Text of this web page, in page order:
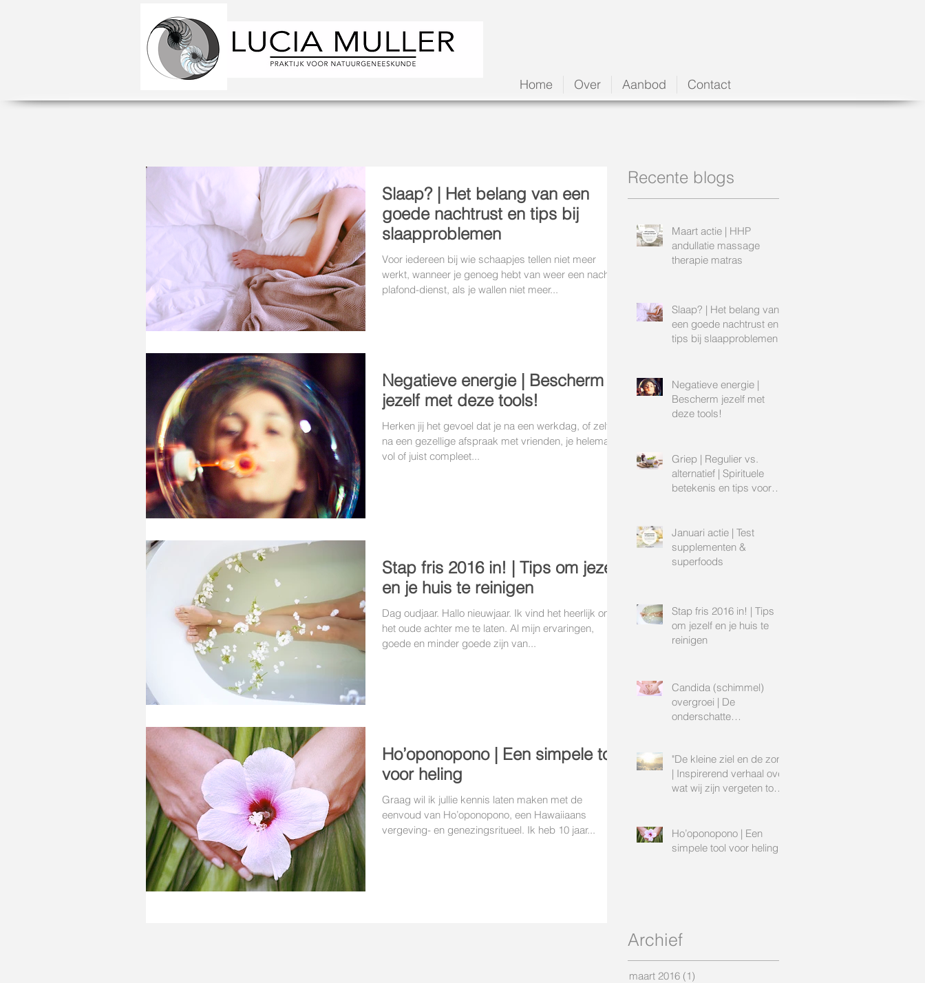
Home Over Aanbod Contact
Slaap? | Het belang van een
goede nachtrust en tips bij
slaapproblemen
Voor iedereen bij wie schaapjes tellen niet meer
werkt, wanneer je genoeg hebt van weer een nacht
plafond-dienst, als je wallen niet meer...
Negatieve energie | Bescherm
jezelf met deze tools!
Herken jij het gevoel dat je na een werkdag, of zelfs
na een gezellige afspraak met vrienden, je helemaal
vol of juist compleet...
Stap fris 2016 in! | Tips om jezelf
en je huis te reinigen
Dag oudjaar. Hallo nieuwjaar. Ik vind het heerlijk om al
het oude achter me te laten. Al mijn ervaringen,
goede en minder goede zijn van...
Ho’oponopono | Een simpele tool
voor heling
Graag wil ik jullie kennis laten maken met de
eenvoud van Ho’oponopono, een Hawaiiaans
vergeving- en genezingsritueel. Ik heb 10 jaar...
Recente blogs
Maart actie | HHP
andullatie massage
therapie matras
Slaap? | Het belang van
een goede nachtrust en
tips bij slaapproblemen
Negatieve energie |
Bescherm jezelf met
deze tools!
Griep | Regulier vs.
alternatief | Spirituele
betekenis en tips voor
Januari actie | Test
supplementen &
superfoods
Stap fris 2016 in! | Tips
om jezelf en je huis te
reinigen
Candida (schimmel)
overgroei | De
onderschatte
"De kleine ziel en de zon"
| Inspirerend verhaal over
wat wij zijn vergeten toen
Ho’oponopono | Een
simpele tool voor heling
Archief
maart 2016 (1)